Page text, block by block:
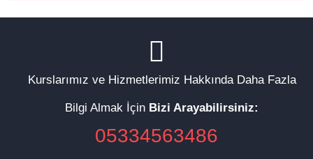
Kurslarımız ve Hizmetlerimiz Hakkında Daha Fazla
Bilgi Almak İçin Bizi Arayabilirsiniz:
05334563486